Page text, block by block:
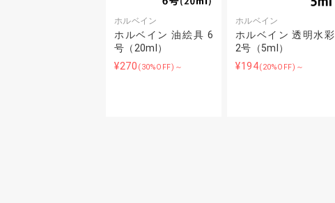
ホルベイン
ホルベイン 油絵具 6
号（20ml）
¥270 (30%OFF)～
ホルベイン
ホルベイン 透明水彩
2号（5ml）
¥194(20%OFF)～